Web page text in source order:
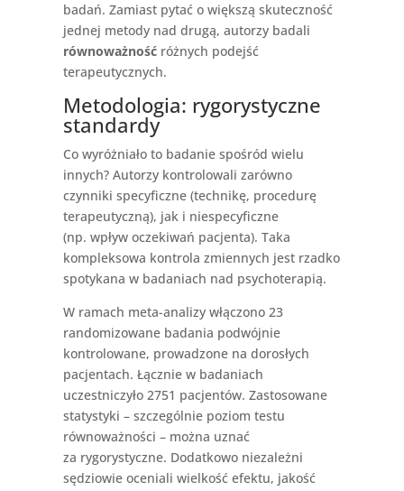
badań. Zamiast pytać o większą skuteczność
jednej metody nad drugą, autorzy badali
równoważnośćróżnych podejść
terapeutycznych.
Metodologia: rygorystyczne
standardy
Co wyróżniało to badanie spośród wielu
innych? Autorzy kontrolowali zarówno
czynniki specyficzne (technikę, procedurę
terapeutyczną), jak i niespecyficzne
(np. wpływ oczekiwań pacjenta). Taka
kompleksowa kontrola zmiennych jest rzadko
spotykana w badaniach nad psychoterapią.
W ramach meta-analizy włączono 23
randomizowane badania podwójnie
kontrolowane, prowadzone na dorosłych
pacjentach. Łącznie w badaniach
uczestniczyło 2751 pacjentów. Zastosowane
statystyki – szczególnie poziom testu
równoważności – można uznać
za rygorystyczne. Dodatkowo niezależni
sędziowie oceniali wielkość efektu, jakość